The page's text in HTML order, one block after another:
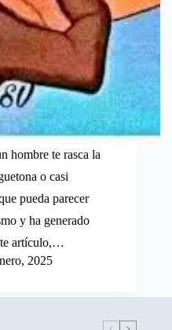
hombre te rasca la
o casi
pueda parecer
y ha generado
artículo,…
2025